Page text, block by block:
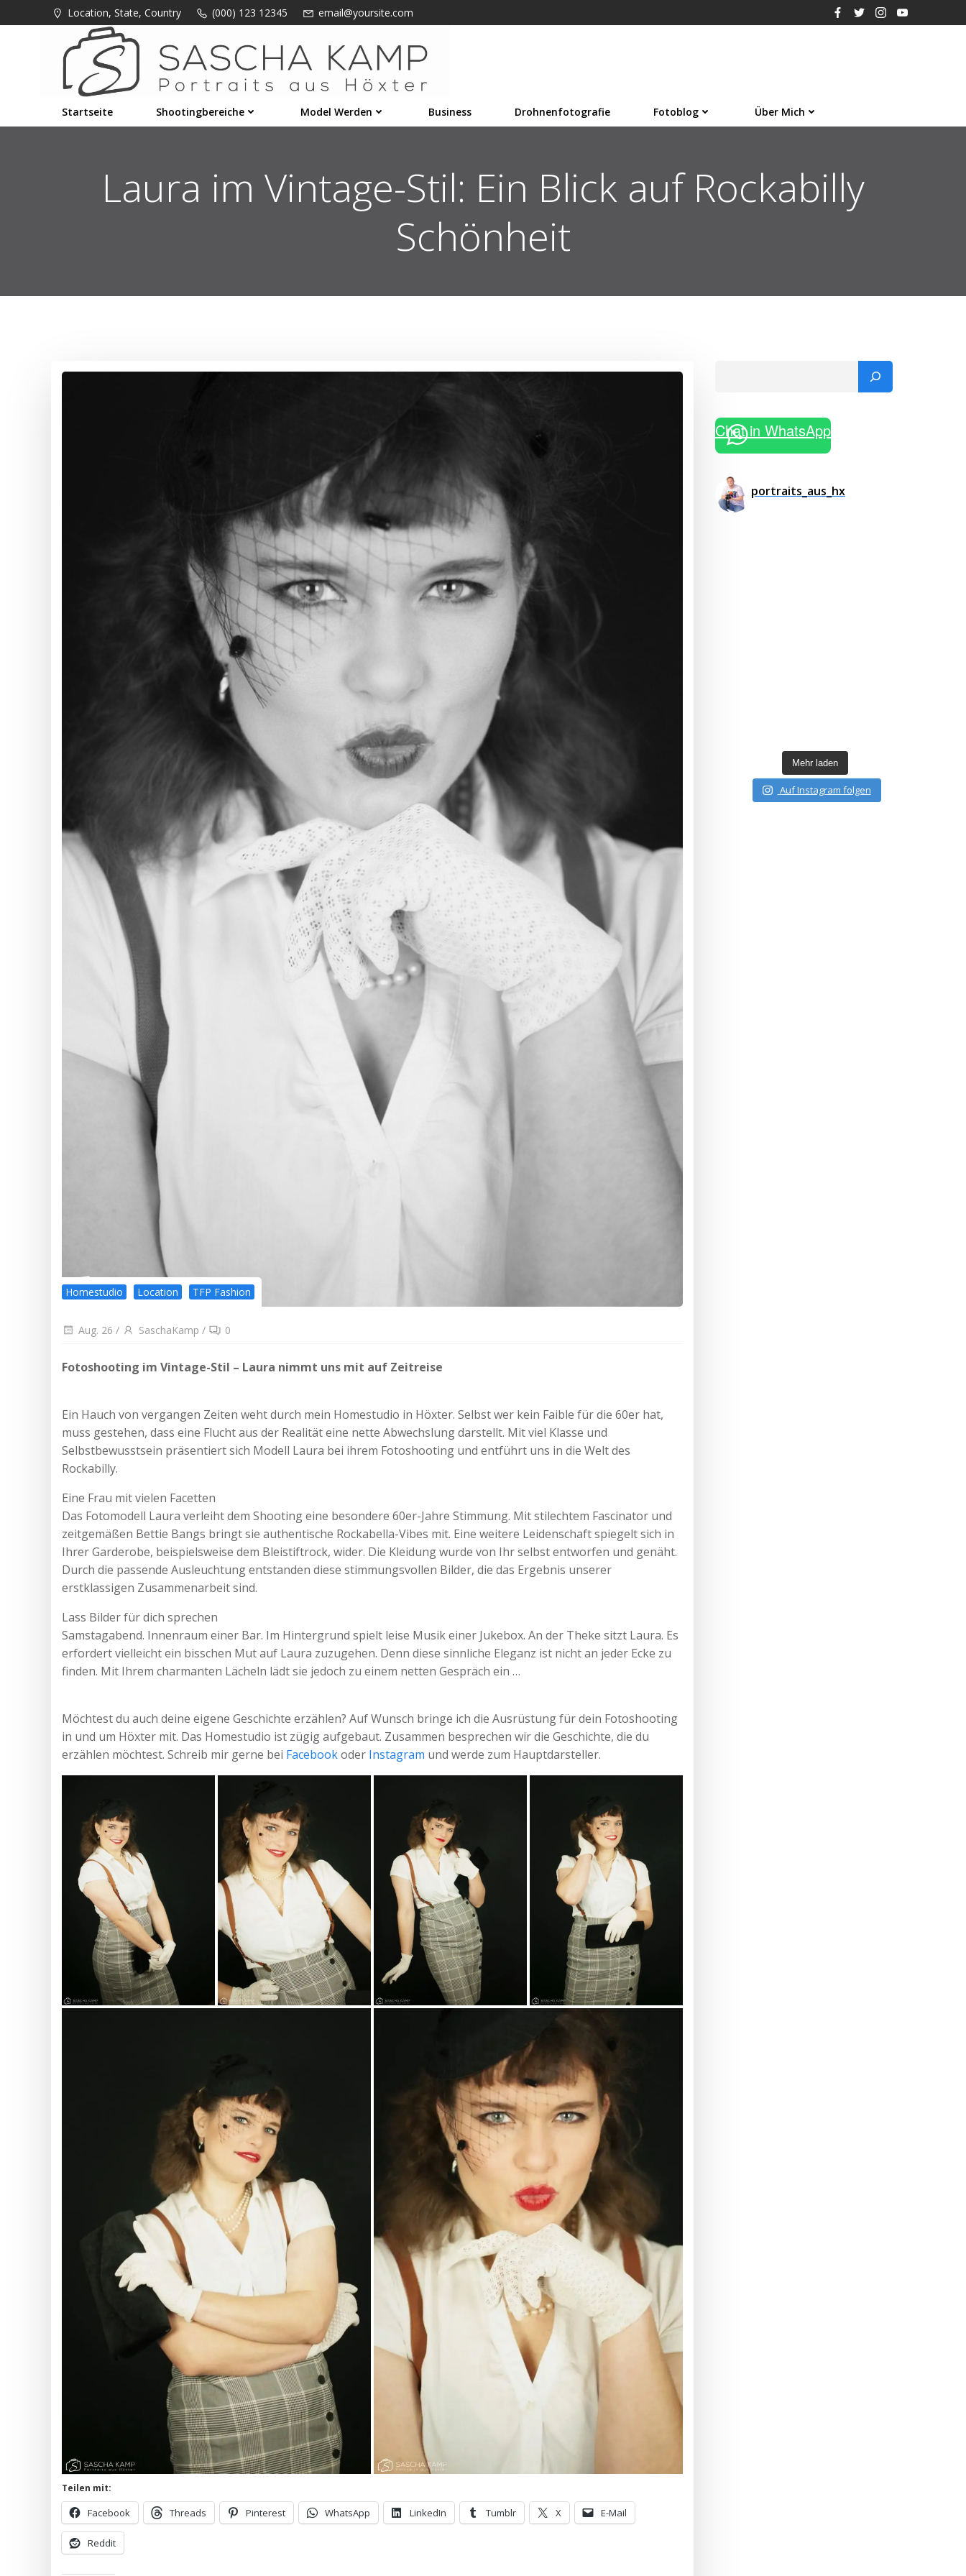
Inhalt
Location, State, Country (000) 123 12345 email@yoursite.com
Startseite Shootingbereiche Model Werden Business Drohnenfotografie Fotoblog Über Mich
Laura im Vintage-Stil: Ein Blick auf Rockabilly
Schönheit
Homestudio Location TFP Fashion
Aug. 26 / SaschaKamp / 0
Fotoshooting im Vintage-Stil – Laura nimmt uns mit auf Zeitreise
Ein Hauch von vergangen Zeiten weht durch mein Homestudio in Höxter. Selbst wer kein Faible für die 60er hat,
muss gestehen, dass eine Flucht aus der Realität eine nette Abwechslung darstellt. Mit viel Klasse und
Selbstbewusstsein präsentiert sich Modell Laura bei ihrem Fotoshooting und entführt uns in die Welt des
Rockabilly.
Eine Frau mit vielen Facetten
Das Fotomodell Laura verleiht dem Shooting eine besondere 60er-Jahre Stimmung. Mit stilechtem Fascinator und
zeitgemäßen Bettie Bangs bringt sie authentische Rockabella-Vibes mit. Eine weitere Leidenschaft spiegelt sich in
Ihrer Garderobe, beispielsweise dem Bleistiftrock, wider. Die Kleidung wurde von Ihr selbst entworfen und genäht.
Durch die passende Ausleuchtung entstanden diese stimmungsvollen Bilder, die das Ergebnis unserer
erstklassigen Zusammenarbeit sind.
Lass Bilder für dich sprechen
Samstagabend. Innenraum einer Bar. Im Hintergrund spielt leise Musik einer Jukebox. An der Theke sitzt Laura. Es
erfordert vielleicht ein bisschen Mut auf Laura zuzugehen. Denn diese sinnliche Eleganz ist nicht an jeder Ecke zu
finden. Mit Ihrem charmanten Lächeln lädt sie jedoch zu einem netten Gespräch ein …
Möchtest du auch deine eigene Geschichte erzählen? Auf Wunsch bringe ich die Ausrüstung für dein Fotoshooting
in und um Höxter mit. Das Homestudio ist zügig aufgebaut. Zusammen besprechen wir die Geschichte, die du
erzählen möchtest. Schreib mir gerne bei Facebookoder Instagram und werde zum Hauptdarsteller.
Teilen mit:
Facebook Threads Pinterest WhatsApp LinkedIn Tumblr X E-Mail
Reddit
Chat in WhatsApp
portraits_aus_hx
Mehr laden
Auf Instagram folgen